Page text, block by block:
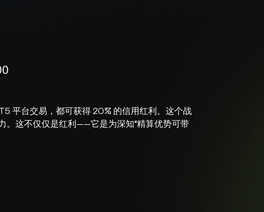
平台交易，都可获得 20% 的信用红利。这个战
。这不仅仅是红利——它是为深知“精算优势可带